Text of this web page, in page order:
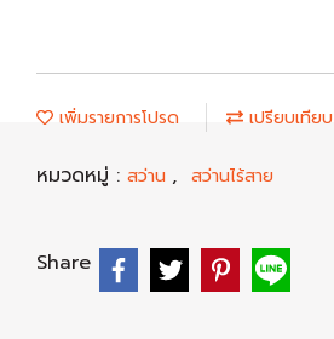
เพิ่มรายการโปรด เปรียบเทียบ
หมวดหมู่ : สว่าน , สว่านไร้สาย
Share